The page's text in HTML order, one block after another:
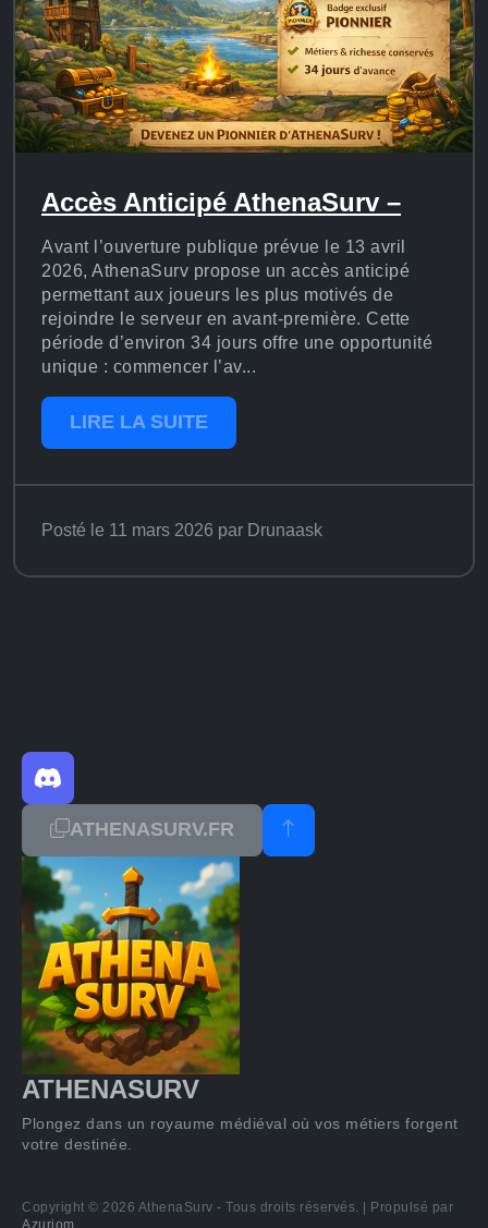
Accès Anticipé AthenaSurv –
Avant l’ouverture publique prévue le 13 avril
2026, AthenaSurv propose un accès anticipé
permettant aux joueurs les plus motivés de
rejoindre le serveur en avant-première. Cette
période d’environ 34 jours offre une opportunité
unique : commencer l’av...
LIRE LA SUITE
Posté le 11 mars 2026 par Drunaask
ATHENASURV.FR
ATHENASURV
Plongez dans un royaume médiéval où vos métiers forgent
votre destinée.
Copyright © 2026 AthenaSurv - Tous droits réservés. | Propulsé par
Azuriom